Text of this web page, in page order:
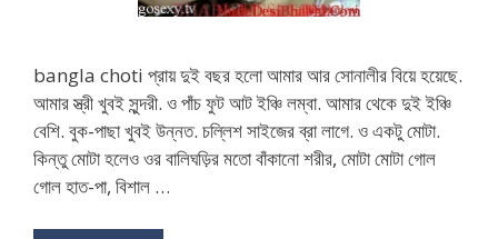
bangla choti প্রায় দুই বছর হলো আমার আর সোনালীর বিয়ে হয়েছে.
আমার স্ত্রী খুবই সুন্দরী. ও পাঁচ ফুট আট ইঞ্চি লম্বা. আমার থেকে দুই ইঞ্চি
বেশি. বুক-পাছা খুবই উন্নত. চল্লিশ সাইজের ব্রা লাগে. ও একটু মোটা.
কিন্তু মোটা হলেও ওর বালিঘড়ির মতো বাঁকানো শরীর, মোটা মোটা গোল
গোল হাত-পা, বিশাল …